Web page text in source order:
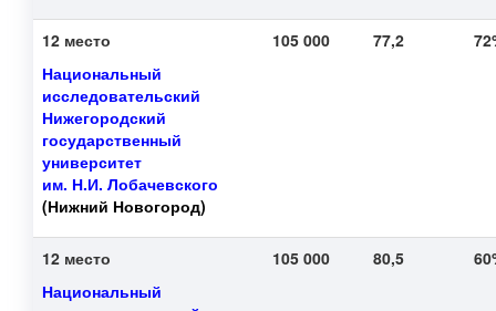
12 место
Национальный
исследовательский
Нижегородский
государственный
университет
им. Н.И. Лобачевского
(Нижний Новогород)
105 000 77,2
12 место
Национальный
105 000 80,5